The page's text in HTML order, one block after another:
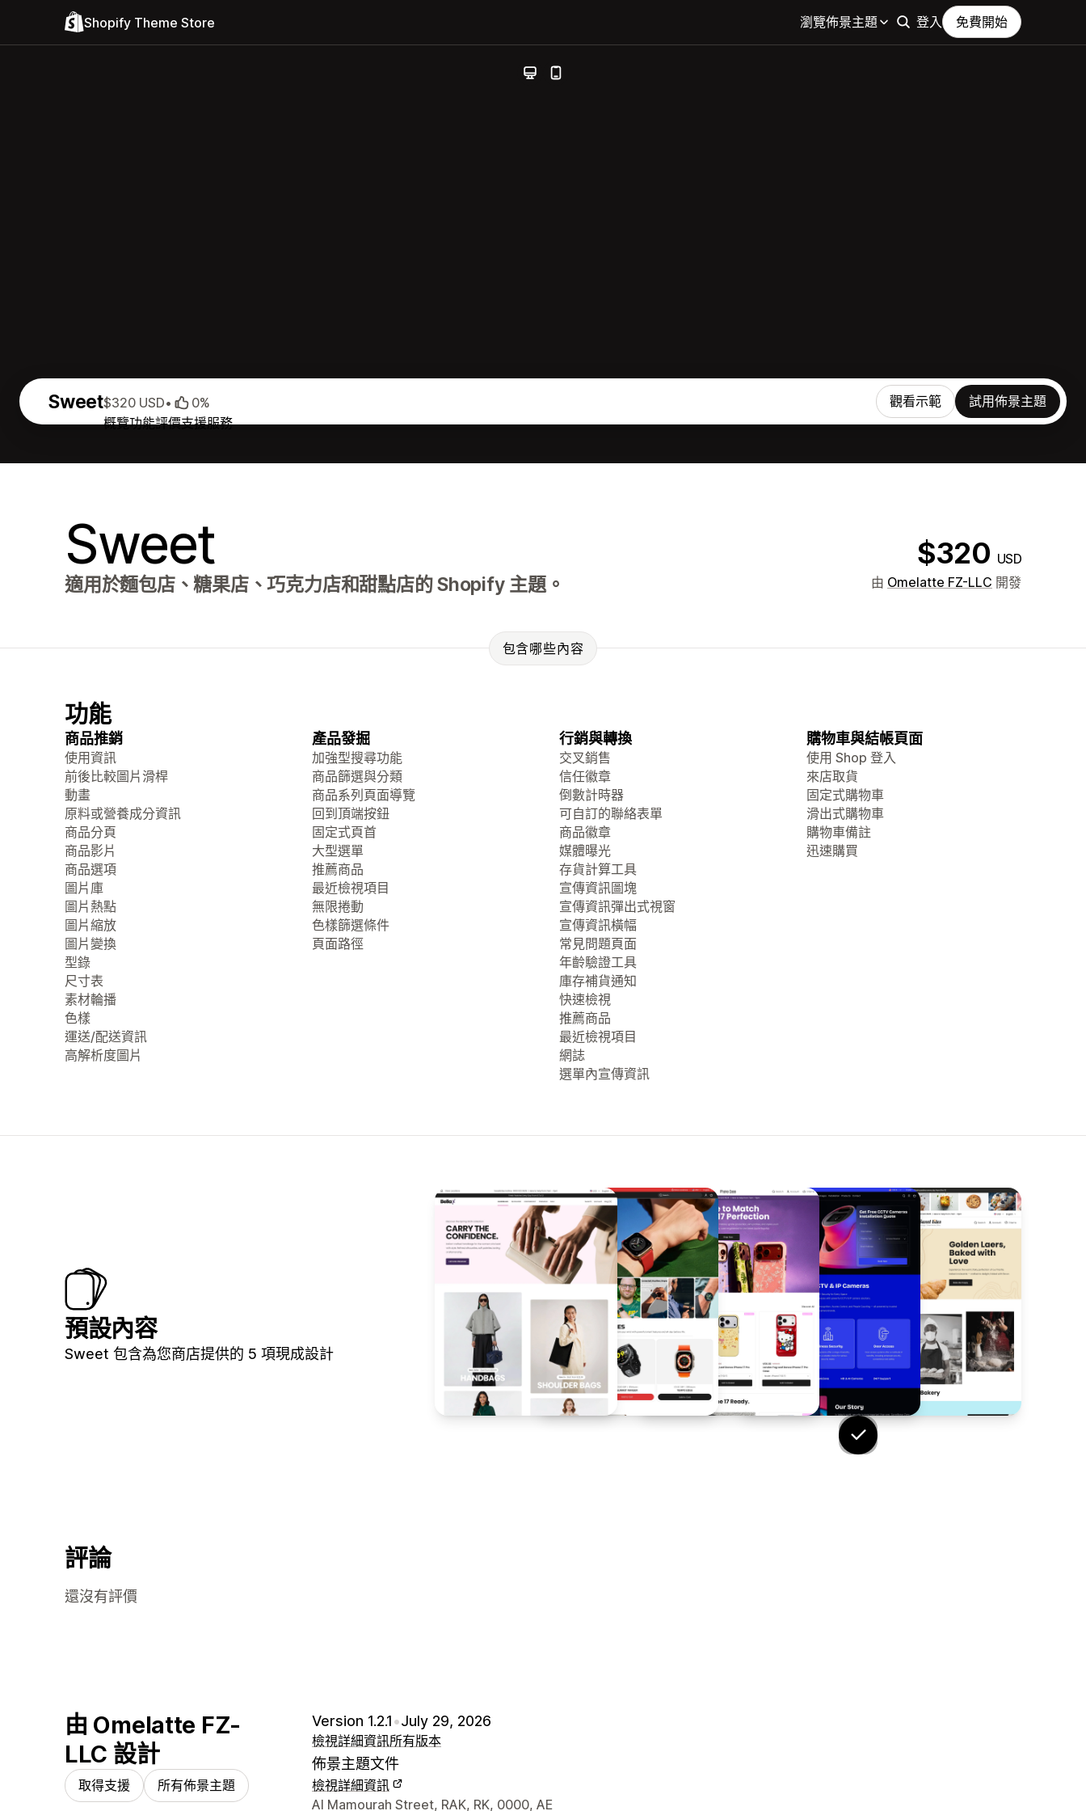
Shopify Theme Store 瀏覽佈景主題 登入 免費開始
Sweet
概覽功能評價支援服務
$320 USD• 0% 觀看示範 試用佈景主題
Sweet $320 USD
適用於麵包店、糖果店、巧克力店和甜點店的 Shopify 主題。 由 Omelatte FZ-LLC 開發
包含哪些內容
功能
商品推銷
使用資訊
前後比較圖片滑桿
動畫
原料或營養成分資訊
商品分頁
商品影片
商品選項
圖片庫
圖片熱點
圖片縮放
圖片變換
型錄
尺寸表
素材輪播
色樣
運送/配送資訊
高解析度圖片
產品發掘
加強型搜尋功能
商品篩選與分類
商品系列頁面導覽
回到頂端按鈕
固定式頁首
大型選單
推薦商品
最近檢視項目
無限捲動
色樣篩選條件
頁面路徑
行銷與轉換
交叉銷售
信任徽章
倒數計時器
可自訂的聯絡表單
商品徽章
媒體曝光
存貨計算工具
宣傳資訊圖塊
宣傳資訊彈出式視窗
宣傳資訊橫幅
常見問題頁面
年齡驗證工具
庫存補貨通知
快速檢視
推薦商品
最近檢視項目
網誌
選單內宣傳資訊
購物車與結帳頁面
使用 Shop 登入
來店取貨
固定式購物車
滑出式購物車
購物車備註
迅速購買
預設內容
Sweet 包含為您商店提供的 5 項現成設計
評論
還沒有評價
由 Omelatte FZ-
LLC 設計
取得支援 所有佈景主題
Version 1.2.1•July 29, 2026
檢視詳細資訊所有版本
佈景主題文件
檢視詳細資訊
設計者聯絡詳細資訊
Al Mamourah Street, RAK, RK, 0000, AE